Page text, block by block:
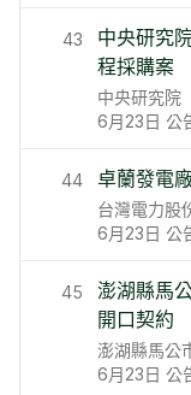
43
中央研究
程採購案
中央研究院
6月23日 公
44 卓蘭發電
台灣電力股
6月23日 公
45
澎湖縣馬
開口契約
澎湖縣馬公
6月23日 公